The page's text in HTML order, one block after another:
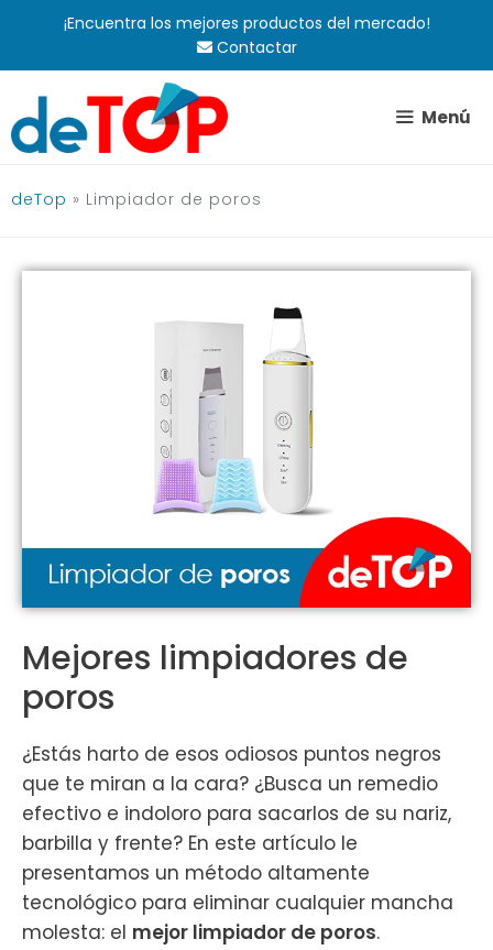
contenido
¡Encuentra los mejores productos del mercado!
Contactar
Menú
deTop » Limpiador de poros
Mejores limpiadores de
poros
¿Estás harto de esos odiosos puntos negros
que te miran a la cara? ¿Busca un remedio
efectivo e indoloro para sacarlos de su nariz,
barbilla y frente? En este artículo le
presentamos un método altamente
tecnológico para eliminar cualquier mancha
molesta: el mejor limpiador de poros.